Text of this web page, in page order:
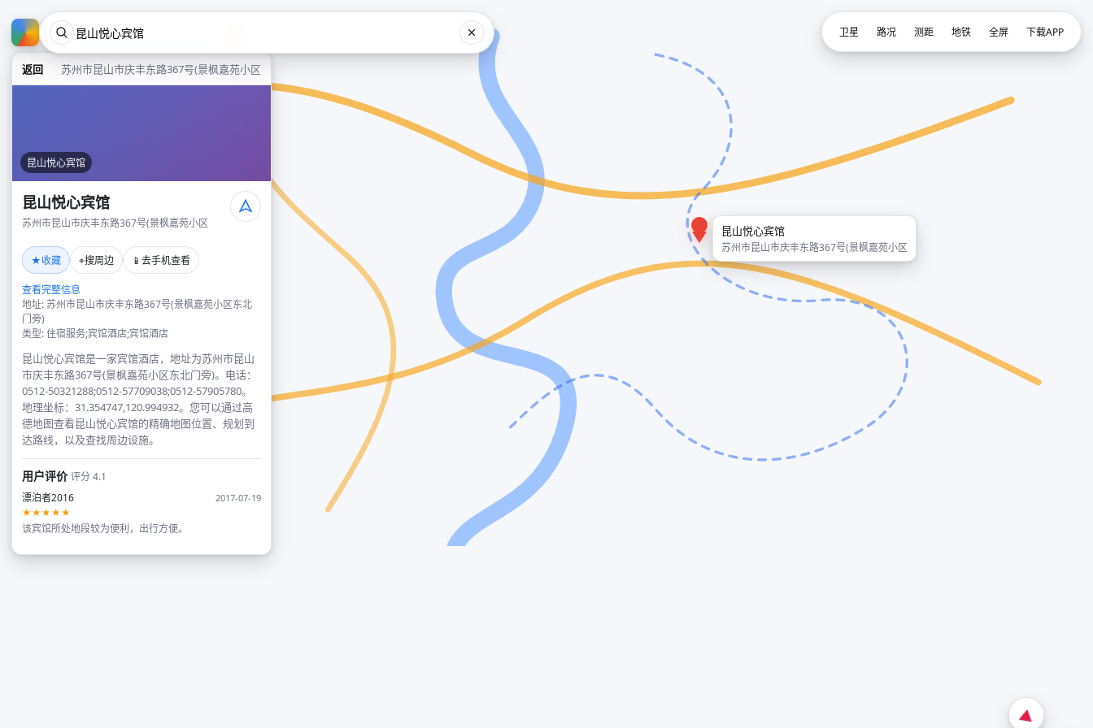
返回 苏州市昆山市庆丰东路367号(景枫嘉苑小区
昆山悦心宾馆
昆山悦心宾馆
苏州市昆山市庆丰东路367号(景枫嘉苑小区
★收藏 ⌖搜周边 📱 去手机查看
查看完整信息
地址: 苏州市昆山市庆丰东路367号(景枫嘉苑小区东北
门旁)
类型: 住宿服务;宾馆酒店;宾馆酒店
昆山悦心宾馆是一家宾馆酒店，地址为苏州市昆山
市庆丰东路367号(景枫嘉苑小区东北门旁)。电话：
0512-50321288;0512-57709038;0512-57905780。
地理坐标：31.354747,120.994932。您可以通过高
德地图查看昆山悦心宾馆的精确地图位置、规划到
达路线，以及查找周边设施。
用户评价评分 4.1
漂泊者2016
2017-07-19
★★★★★
该宾馆所处地段较为便利，出行方便。
昆山悦心宾馆
苏州市昆山市庆丰东路367号(景枫嘉苑小区
卫星 路况 测距 地铁 全屏 下载APP